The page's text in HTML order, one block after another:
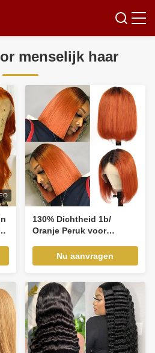
menselijk haar
130% Dichtheid 1b/
Oranje Peruk voor
voor menselijk haar Korte
Bob Peruken
Nu aanvragen